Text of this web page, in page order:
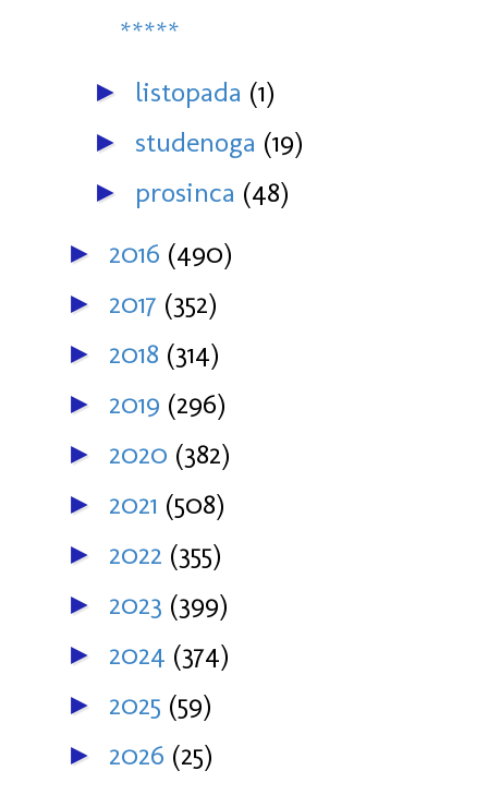
*****
► listopada (1)
► studenoga (19)
► prosinca (48)
► 2016 (490)
► 2017 (352)
► 2018 (314)
► 2019 (296)
► 2020 (382)
► 2021 (508)
► 2022 (355)
► 2023 (399)
► 2024 (374)
► 2025 (59)
► 2026 (25)